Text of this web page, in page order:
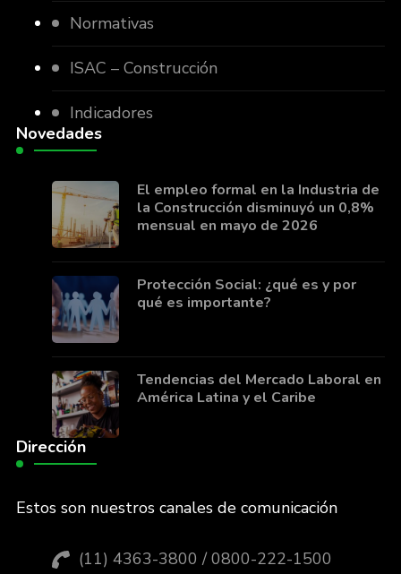
Normativas
ISAC – Construcción
Indicadores
Novedades
El empleo formal en la Industria de
la Construcción disminuyó un 0,8%
mensual en mayo de 2026
Protección Social: ¿qué es y por
qué es importante?
Tendencias del Mercado Laboral en
América Latina y el Caribe
Dirección
Estos son nuestros canales de comunicación
(11) 4363-3800 / 0800-222-1500